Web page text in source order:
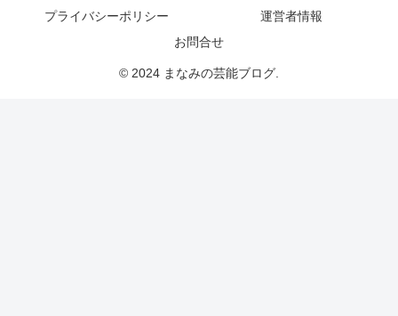
プライバシーポリシー
運営者情報
お問合せ
© 2024 まなみの芸能ブログ.